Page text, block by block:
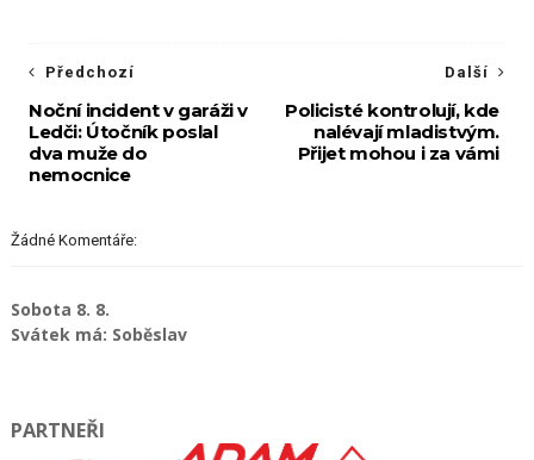
Další
Policisté kontrolují, kde
nalévají mladistvým.
Přijet mohou i za vámi
Předchozí
Noční incident v garáži v
Ledči: Útočník poslal
dva muže do
nemocnice
Žádné Komentáře:
Sobota 8. 8.
Svátek má: Soběslav
PARTNEŘI